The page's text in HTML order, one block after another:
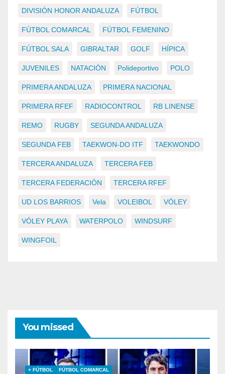
DIVISIÓN HONOR ANDALUZA FÚTBOL
FÚTBOL COMARCAL FÚTBOL FEMENINO
FÚTBOL SALA GIBRALTAR GOLF HÍPICA
JUVENILES NATACIÓN Polideportivo POLO
PRIMERA ANDALUZA PRIMERA NACIONAL
PRIMERA RFEF RADIOCONTROL RB LINENSE
REMO RUGBY SEGUNDA ANDALUZA
SEGUNDA FEB TAEKWON-DO ITF TAEKWONDO
TERCERA ANDALUZA TERCERA FEB
TERCERA FEDERACIÓN TERCERA RFEF
UD LOS BARRIOS Vela VOLEIBOL VÓLEY
VÓLEY PLAYA WATERPOLO WINDSURF
WINGFOIL
You missed
+ FÚTBOL FÚTBOL COMARCAL